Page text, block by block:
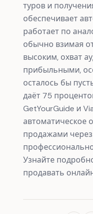
туров и
обеспечивает
работает по
обычно взимая
высоким, охват
прибыльными,
осталось бы
даёт 75
GetYourGuide и
автоматическое
продажами
Узнайте
продавать